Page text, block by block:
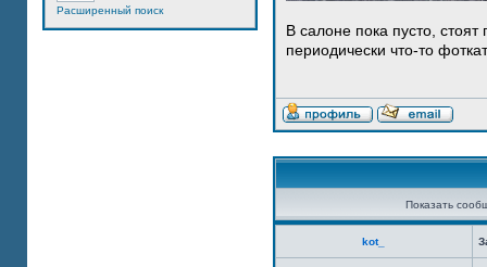
Расширенный поиск
В салоне пока пусто,
периодически что-то
Показать
kot_